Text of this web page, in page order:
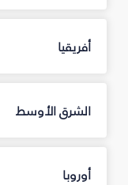
أفريقيا
الشرق الأوسط
أوروبا